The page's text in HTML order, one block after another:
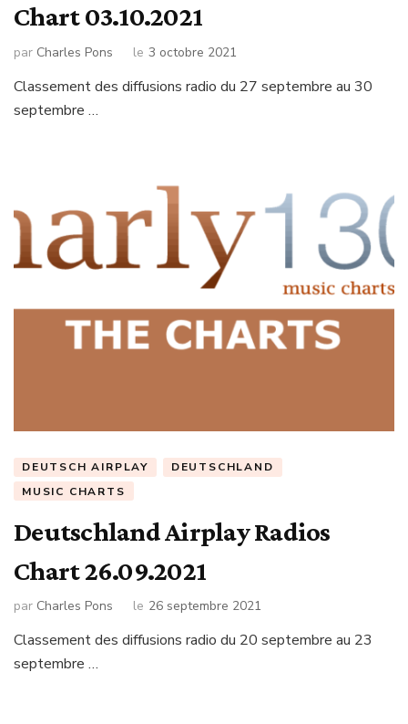
Chart 03.10.2021
par Charles Pons le 3 octobre 2021
Classement des diffusions radio du 27 septembre au 30
septembre …
DEUTSCH AIRPLAY
DEUTSCHLAND
MUSIC CHARTS
Deutschland Airplay Radios
Chart 26.09.2021
par Charles Pons le 26 septembre 2021
Classement des diffusions radio du 20 septembre au 23
septembre …